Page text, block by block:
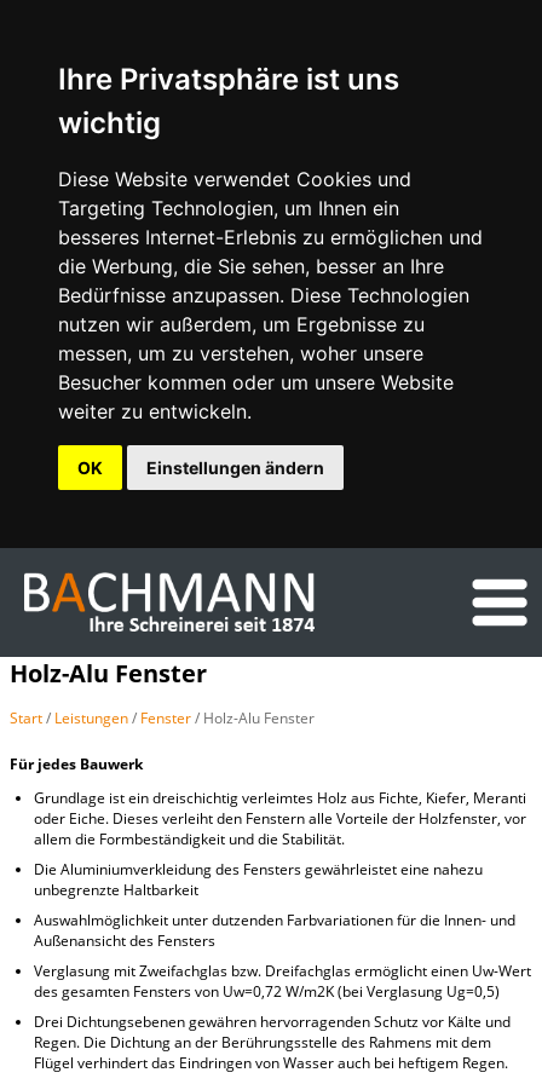
Ihre Privatsphäre ist uns
wichtig
Diese Website verwendet Cookies und
Targeting Technologien, um Ihnen ein
besseres Internet-Erlebnis zu ermöglichen und
die Werbung, die Sie sehen, besser an Ihre
Bedürfnisse anzupassen. Diese Technologien
nutzen wir außerdem, um Ergebnisse zu
messen, um zu verstehen, woher unsere
Besucher kommen oder um unsere Website
weiter zu entwickeln.
OK Einstellungen ändern
Holz-Alu Fenster
Start/ Leistungen/ Fenster/ Holz-Alu Fenster
Für jedes Bauwerk
Grundlage ist ein dreischichtig verleimtes Holz aus Fichte, Kiefer, Meranti
oder Eiche. Dieses verleiht den Fenstern alle Vorteile der Holzfenster, vor
allem die Formbeständigkeit und die Stabilität.
Die Aluminiumverkleidung des Fensters gewährleistet eine nahezu
unbegrenzte Haltbarkeit
Auswahlmöglichkeit unter dutzenden Farbvariationen für die Innen- und
Außenansicht des Fensters
Verglasung mit Zweifachglas bzw. Dreifachglas ermöglicht einen Uw-Wert
des gesamten Fensters von Uw=0,72 W/m2K (bei Verglasung Ug=0,5)
Drei Dichtungsebenen gewähren hervorragenden Schutz vor Kälte und
Regen. Die Dichtung an der Berührungsstelle des Rahmens mit dem
Flügel verhindert das Eindringen von Wasser auch bei heftigem Regen.